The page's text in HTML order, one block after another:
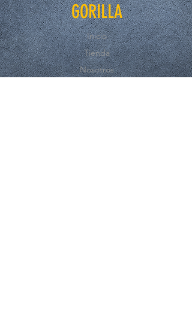
GORILLA
Inicio
Tienda
Nosotros